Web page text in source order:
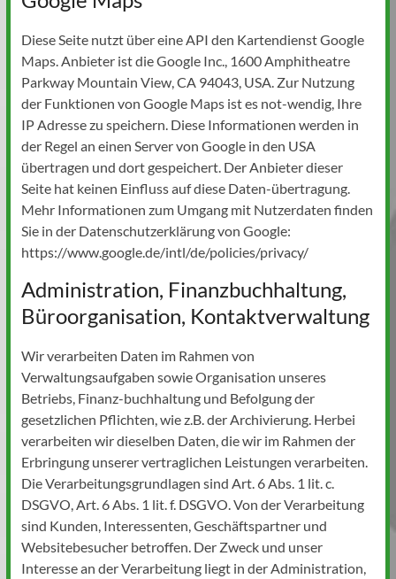
Diese Seite nutzt über eine API den Kartendienst Google
Maps. Anbieter ist die Google Inc., 1600 Amphitheatre
Parkway Mountain View, CA 94043, USA. Zur Nutzung
der Funktionen von Google Maps ist es not-wendig, Ihre
IP Adresse zu speichern. Diese Informationen werden in
der Regel an einen Server von Google in den USA
übertragen und dort gespeichert. Der Anbieter dieser
Seite hat keinen Einfluss auf diese Daten-übertragung.
Mehr Informationen zum Umgang mit Nutzerdaten finden
Sie in der Datenschutzerklärung von Google:
https://www.google.de/intl/de/policies/privacy/
Administration, Finanzbuchhaltung,
Büroorganisation, Kontaktverwaltung
Wir verarbeiten Daten im Rahmen von
Verwaltungsaufgaben sowie Organisation unseres
Betriebs, Finanz-buchhaltung und Befolgung der
gesetzlichen Pflichten, wie z.B. der Archivierung. Herbei
verarbeiten wir dieselben Daten, die wir im Rahmen der
Erbringung unserer vertraglichen Leistungen verarbeiten.
Die Verarbeitungsgrundlagen sind Art. 6 Abs. 1 lit. c.
DSGVO, Art. 6 Abs. 1 lit. f. DSGVO. Von der Verarbeitung
sind Kunden, Interessenten, Geschäftspartner und
Websitebesucher betroffen. Der Zweck und unser
Interesse an der Verarbeitung liegt in der Administration,